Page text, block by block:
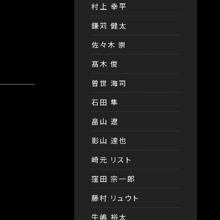
村上 幸平
鎌苅 健太
佐々木 崇
髙木 俊
曽世 海司
石田 隼
畠山 遼
影山 達也
崎元 リスト
窪田 宗一郎
藤村 リュウト
牛嶋 裕太